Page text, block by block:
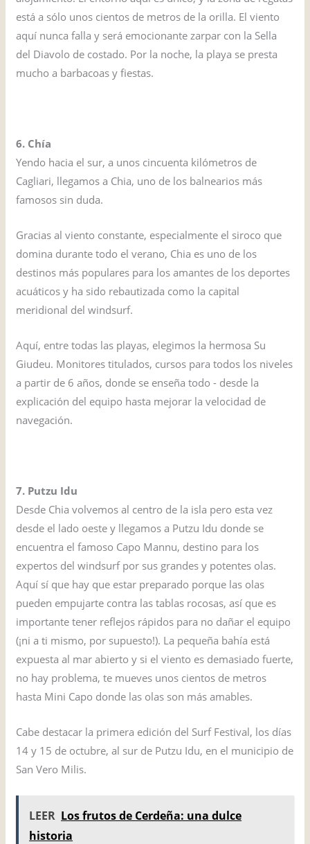
está a sólo unos cientos de metros de la orilla. El viento
aquí nunca falla y será emocionante zarpar con la Sella
del Diavolo de costado. Por la noche, la playa se presta
mucho a barbacoas y fiestas.
6. Chía
Yendo hacia el sur, a unos cincuenta kilómetros de
Cagliari, llegamos a Chia, uno de los balnearios más
famosos sin duda.
Gracias al viento constante, especialmente el siroco que
domina durante todo el verano, Chia es uno de los
destinos más populares para los amantes de los deportes
acuáticos y ha sido rebautizada como la capital
meridional del windsurf.
Aquí, entre todas las playas, elegimos la hermosa Su
Giudeu. Monitores titulados, cursos para todos los niveles
a partir de 6 años, donde se enseña todo - desde la
explicación del equipo hasta mejorar la velocidad de
navegación.
7. Putzu Idu
Desde Chia volvemos al centro de la isla pero esta vez
desde el lado oeste y llegamos a Putzu Idu donde se
encuentra el famoso Capo Mannu, destino para los
expertos del windsurf por sus grandes y potentes olas.
Aquí sí que hay que estar preparado porque las olas
pueden empujarte contra las tablas rocosas, así que es
importante tener reflejos rápidos para no dañar el equipo
(¡ni a ti mismo, por supuesto!). La pequeña bahía está
expuesta al mar abierto y si el viento es demasiado fuerte,
no hay problema, te mueves unos cientos de metros
hasta Mini Capo donde las olas son más amables.
Cabe destacar la primera edición del Surf Festival, los días
14 y 15 de octubre, al sur de Putzu Idu, en el municipio de
San Vero Milis.
LEER Los frutos de Cerdeña: una dulce
historia